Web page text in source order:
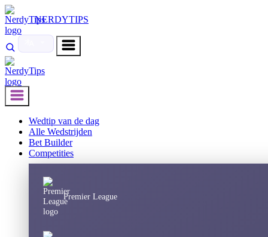
NERDYTIPS
Wedtip van de dag
Alle Wedstrijden
Bet Builder
Competities
Premier League